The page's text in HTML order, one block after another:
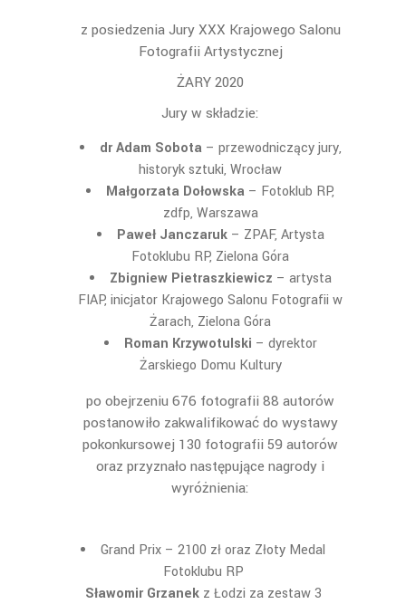
z posiedzenia Jury XXX Krajowego Salonu
Fotografii Artystycznej
ŻARY 2020
Jury w składzie:
dr Adam Sobota– przewodniczący jury,
historyk sztuki, Wrocław
Małgorzata Dołowska – Fotoklub RP,
zdfp, Warszawa
Paweł Janczaruk– ZPAF, Artysta
Fotoklubu RP, Zielona Góra
Zbigniew Pietraszkiewicz – artysta
FIAP, inicjator Krajowego Salonu Fotografii w
Żarach, Zielona Góra
Roman Krzywotulski – dyrektor
Żarskiego Domu Kultury
po obejrzeniu 676 fotografii 88 autorów
postanowiło zakwalifikować do wystawy
pokonkursowej 130 fotografii 59 autorów
oraz przyznało następujące nagrody i
wyróżnienia:
Grand Prix – 2100 zł oraz Złoty Medal
Fotoklubu RP
Sławomir Grzanekz Łodzi za zestaw 3